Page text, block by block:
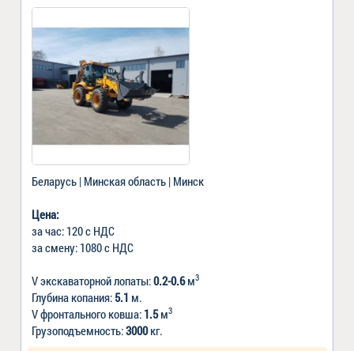
Беларусь | Минская область | Минск
Цена:
за час: 120 с НДС
за смену: 1080 с НДС
V экскаваторной лопаты:0.2-0.6м3
Глубина копания: 5.1 м.
V фронтального ковша: 1.5м3
Грузоподъемность:3000кг.